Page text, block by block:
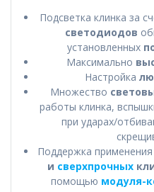
Подсветка клинка за
светодиодов
установленных
Максимально
Настройка
Множество
работы клинка,
при ударах/
Поддержка применения
и сверхпрочных
помощью модуля-